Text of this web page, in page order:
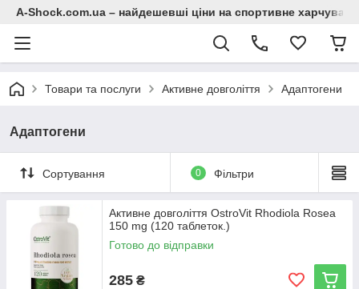
A-Shock.com.ua – найдешевші ціни на спортивне
Товари та послуги Активне довголіття Адаптогени
Адаптогени
Сортування 0 Фільтри
Активне довголіття OstroVit Rhodiola Rosea
150 mg (120 таблеток.)
Готово до відправки
285 ₴